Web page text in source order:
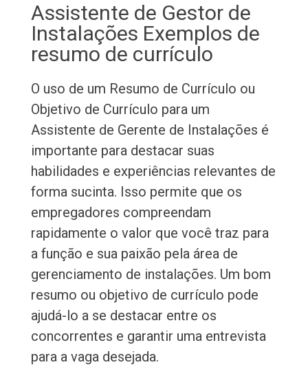
Assistente de Gestor de
Instalações Exemplos de
resumo de currículo
O uso de um Resumo de Currículo ou
Objetivo de Currículo para um
Assistente de Gerente de Instalações é
importante para destacar suas
habilidades e experiências relevantes de
forma sucinta. Isso permite que os
empregadores compreendam
rapidamente o valor que você traz para
a função e sua paixão pela área de
gerenciamento de instalações. Um bom
resumo ou objetivo de currículo pode
ajudá-lo a se destacar entre os
concorrentes e garantir uma entrevista
para a vaga desejada.